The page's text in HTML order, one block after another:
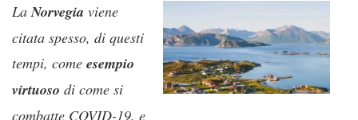
LaNorvegia viene
citata spesso, di questi
tempi, come esempio
virtuoso di come si
combatte COVID-19, e